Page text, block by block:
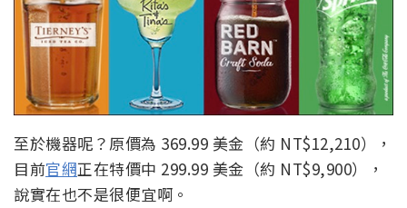
至於機器呢？原價為 369.99 美金（約 NT$12,210），
目前官網正在特價中 299.99 美金（約 NT$9,900），
說實在也不是很便宜啊。